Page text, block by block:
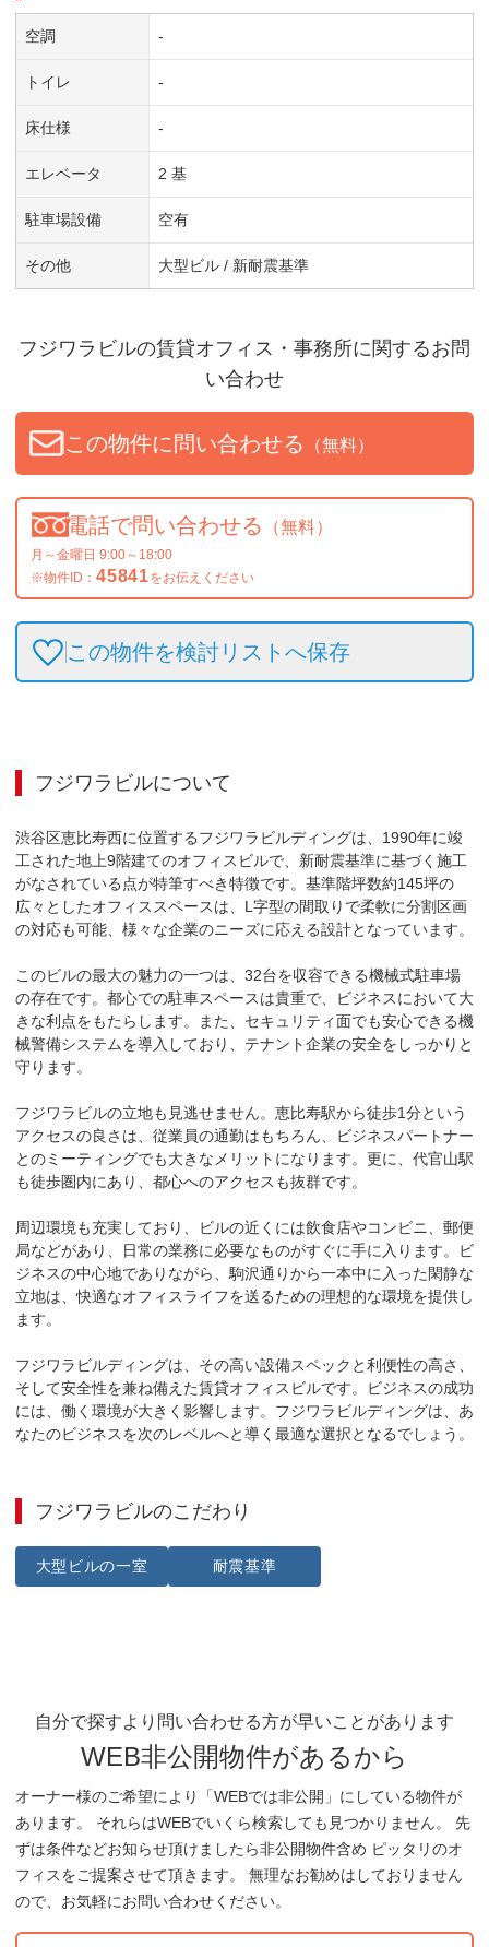
空調 -
トイレ -
床仕様 -
エレベータ 2 基
駐車場設備 空有
その他 大型ビル / 新耐震基準
フジワラビルの賃貸オフィス・事務所に関するお問
い合わせ
この物件に問い合わせる （無料）
電話で問い合わせる （無料）
月～金曜日 9:00～18:00
※物件ID： 45841をお伝えください
この物件を検討リストへ保存
フジワラビルについて
渋谷区恵比寿西に位置するフジワラビルディングは、1990年に竣
工された地上9階建てのオフィスビルで、新耐震基準に基づく施工
がなされている点が特筆すべき特徴です。基準階坪数約145坪の
広々としたオフィススペースは、L字型の間取りで柔軟に分割区画
の対応も可能、様々な企業のニーズに応える設計となっています。
このビルの最大の魅力の一つは、32台を収容できる機械式駐車場
の存在です。都心での駐車スペースは貴重で、ビジネスにおいて大
きな利点をもたらします。また、セキュリティ面でも安心できる機
械警備システムを導入しており、テナント企業の安全をしっかりと
守ります。
フジワラビルの立地も見逃せません。恵比寿駅から徒歩1分という
アクセスの良さは、従業員の通勤はもちろん、ビジネスパートナー
とのミーティングでも大きなメリットになります。更に、代官山駅
も徒歩圏内にあり、都心へのアクセスも抜群です。
周辺環境も充実しており、ビルの近くには飲食店やコンビニ、郵便
局などがあり、日常の業務に必要なものがすぐに手に入ります。ビ
ジネスの中心地でありながら、駒沢通りから一本中に入った閑静な
立地は、快適なオフィスライフを送るための理想的な環境を提供し
ます。
フジワラビルディングは、その高い設備スペックと利便性の高さ、
そして安全性を兼ね備えた賃貸オフィスビルです。ビジネスの成功
には、働く環境が大きく影響します。フジワラビルディングは、あ
なたのビジネスを次のレベルへと導く最適な選択となるでしょう。
フジワラビルのこだわり
大型ビルの一室 耐震基準
自分で探すより問い合わせる方が早いことがあります
WEB非公開物件があるから
オーナー様のご希望により「WEBでは非公開」にしている物件が
あります。 それらはWEBでいくら検索しても見つかりません。 先
ずは条件などお知らせ頂けましたら非公開物件含め ピッタリのオ
フィスをご提案させて頂きます。 無理なお勧めはしておりません
ので、お気軽にお問い合わせください。